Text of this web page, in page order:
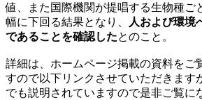
値、また国際機関が提唱する生物種ご
幅に下回る結果となり、
人および環境
であることを確認したとのこと。
詳細は、ホームページ掲載の資料をご
すので以下リンクさせていただきます
でも説明されていますので是非ご覧に